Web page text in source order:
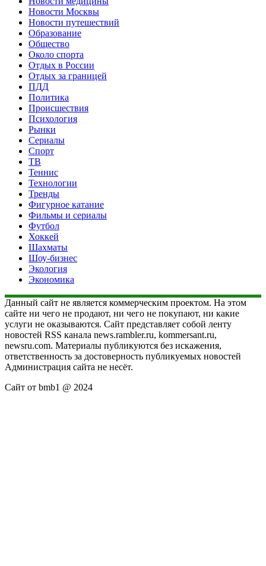
Новости Москвы
Новости путешествий
Образование
Общество
Около спорта
Отдых в России
Отдых за границей
ПДД
Политика
Происшествия
Психология
Рынки
Сериалы
Спорт
ТВ
Теннис
Технологии
Тренды
Фигурное катание
Фильмы и сериалы
Футбол
Хоккей
Шахматы
Шоу-бизнес
Экология
Экономика
Данный сайт не является коммерческим проектом. На этом
сайте ни чего не продают, ни чего не покупают, ни какие
услуги не оказываются. Сайт представляет собой ленту
новостей RSS канала news.rambler.ru, kommersant.ru,
newsru.com. Материалы публикуются без искажения,
ответственность за достоверность публикуемых новостей
Администрация сайта не несёт.
Сайт от bmb1 @ 2024